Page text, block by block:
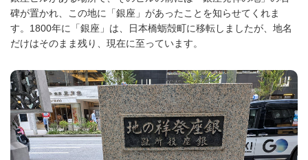
碑が置かれ、この地に「銀座」があったことを知らせてくれま
す。1800年に「銀座」は、日本橋蛎殻町に移転しましたが、地名
だけはそのまま残り、現在に至っています。